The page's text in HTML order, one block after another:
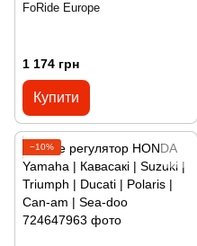
FoRide Europe
1 174 грн
Купити
−10%